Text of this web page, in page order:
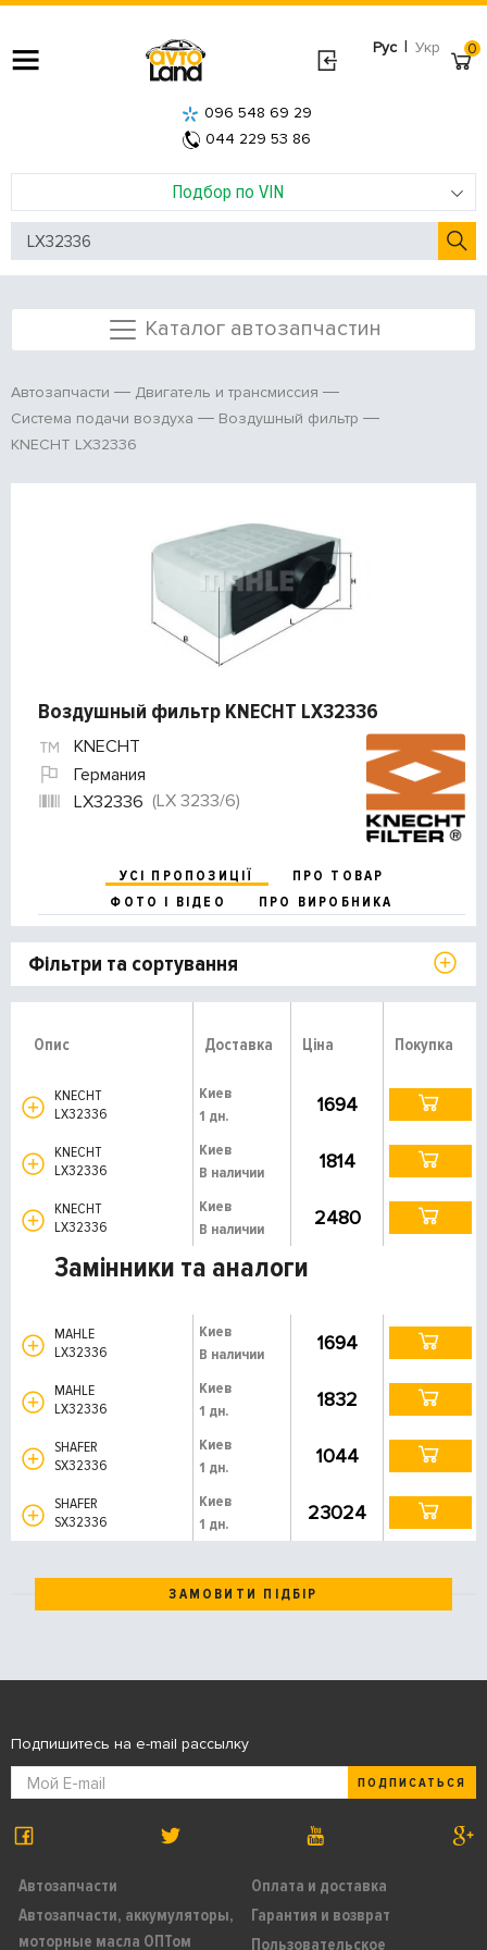
Рус | Укр
Подбор по VIN
096 548 69 29
044 229 53 86
0
Каталог автозапчастин
Автозапчасти
Двигатель и трансмиссия
Система подачи воздуха
Воздушный фильтр
KNECHT LX32336
Воздушный фильтр KNECHT LX32336
KNECHT
Германия
LX32336 (LX 3233/6)
УСІ ПРОПОЗИЦІЇ
ПРО ТОВАР
ФОТО І ВІДЕО
ПРО ВИРОБНИКА
Фільтри та сортування
Опис Доставка Ціна Покупка
KNECHT
LX32336
Киев
1 дн.
1694
KNECHT
LX32336
Киев
В наличии
1814
KNECHT
LX32336
Киев
В наличии
2480
Замінники та аналоги
MAHLE
LX32336
Киев
В наличии
1694
MAHLE
LX32336
Киев
1 дн.
1832
SHAFER
SX32336
Киев
1 дн.
1044
SHAFER
SX32336
Киев
1 дн.
23024
ЗАМОВИТИ ПІДБІР
Автозапчасти
Автозапчасти, аккумуляторы,
моторные масла ОПТом
Оплата и доставка
Гарантия и возврат
Пользовательское
Подпишитесь на e-mail рассылку
ПОДПИСАТЬСЯ